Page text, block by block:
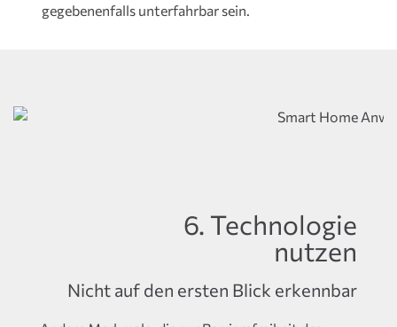
gegebenenfalls unterfahrbar sein.
Nicht auf den ersten Blick erkennbar
6. Technologie
nutzen